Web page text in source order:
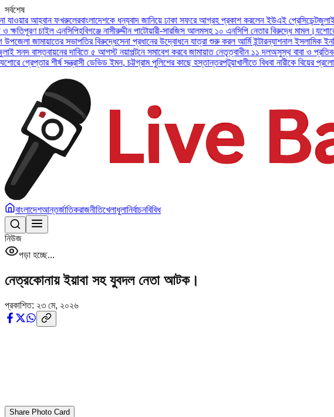
সর্বশেষ
আহ্বান ফখরুলেরবাংলাদেশকে ধন্যবাদ জানিয়ে ঢাকা সফরে আগ্রহ প্রকাশ করলেন ইউএই প্রেসিডেন্টজুলাই সনদ
চাইল এনসিপি হবিগঞ্জে নাসীরুদ্দীন পাটোয়ারী-সারজিস আলমসহ ১০ এনসিপি নেতার বিরুদ্ধে মামল।যশোরে
জামায়াতের সভাপতির বিরুদ্ধেসেনা প্রধানের উদ্বোধনে যাত্রা শুরু করল আর্মি ইন্টারন্যাশনাল ইসলামিক ইনস্টিটিউট
বাস্তবায়নের দাবিতে ৫ আগস্ট নয়াপল্টনে সমাবেশ করবে জামায়াত নেতৃত্বাধীন ১১ দলঅসুস্থ বাবা ও প্রতিবন্ধী
শীর্ষ সন্ত্রাসী ডেভিড ইমন, চট্টগ্রাম পুলিশের কাছে হস্তান্তরপটুয়াখালীতে বিধবা নারীকে বিয়ের প্রলোভনে
বাংলাদেশআন্তর্জাতিকরাজনীতিখেলাধুলানির্বাচনবিবিধ
নিউজ
পড়া হচ্ছে...
নেত্রকোনায় ইয়াবা সহ যুবদল নেতা আটক।
প্রকাশিত: ২৩ মে, ২০২৬
Share Photo Card